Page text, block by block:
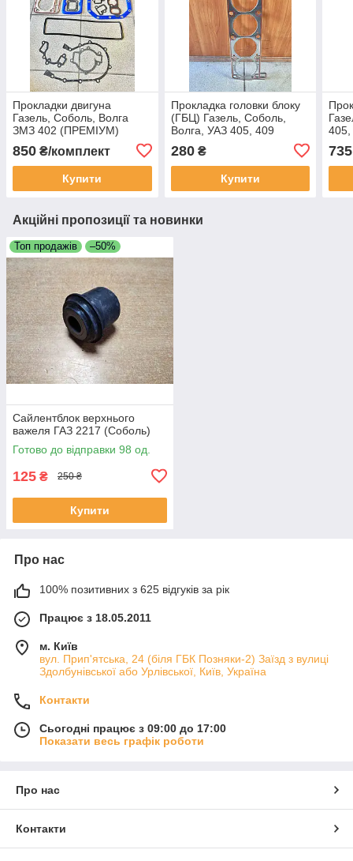
Прокладки двигуна
Газель, Соболь, Волга
ЗМЗ 402 (ПРЕМІУМ)
850 ₴/комплект
Купити
Прокладка головки блоку
(ГБЦ) Газель, Соболь,
Волга, УАЗ 405, 409
280₴
Купити
405,
ГБЦ
735
Акційні пропозиції та новинки
Топ продажів –50%
Сайлентблок верхнього
важеля ГАЗ 2217 (Соболь)
Готово до відправки 98 од.
125 ₴ 250 ₴
Купити
Про нас
100% позитивних з 625 відгуків за рік
Працює з 18.05.2011
м. Київ
вул. Прип'ятська, 24 (біля ГБК Позняки-2) Заїзд з вулиці
Здолбунівської або Урлівської, Київ, Україна
Контакти
Сьогодні працює з 09:00 до 17:00
Показати весь графік роботи
Про нас
Контакти